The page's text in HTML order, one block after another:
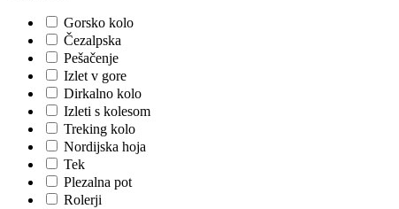
Gorsko kolo
Čezalpska
Pešačenje
Izlet v gore
Dirkalno kolo
Izleti s kolesom
Treking kolo
Nordijska hoja
Tek
Plezalna pot
Rolerji